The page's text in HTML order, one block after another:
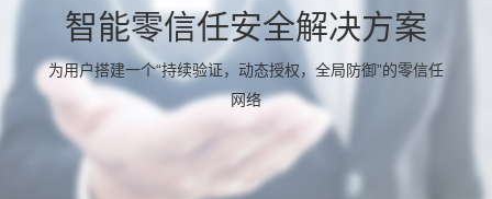
智能零信任安全解决方案
为用户搭建一个“持续验证，动态授权，全局防御”的零信任
网络